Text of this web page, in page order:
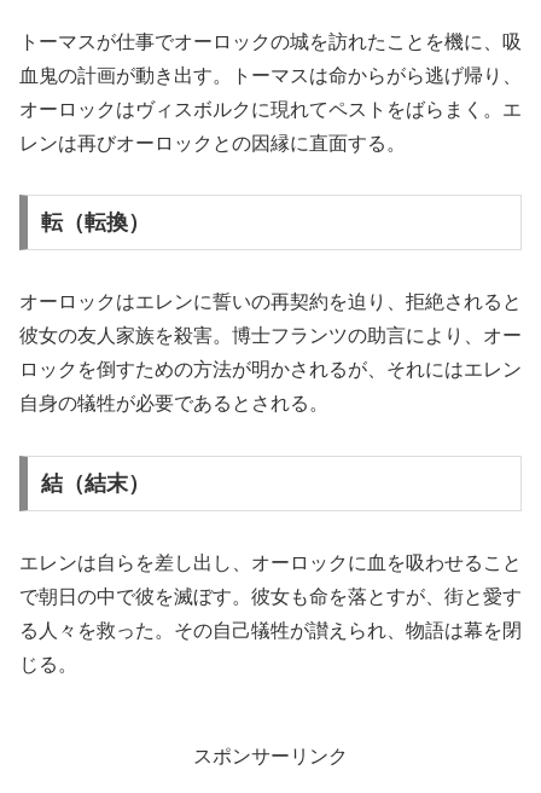
トーマスが仕事でオーロックの城を訪れたことを機に、吸
血鬼の計画が動き出す。トーマスは命からがら逃げ帰り、
オーロックはヴィスボルクに現れてペストをばらまく。エ
レンは再びオーロックとの因縁に直面する。
転（転換）
オーロックはエレンに誓いの再契約を迫り、拒絶されると
彼女の友人家族を殺害。博士フランツの助言により、オー
ロックを倒すための方法が明かされるが、それにはエレン
自身の犠牲が必要であるとされる。
結（結末）
エレンは自らを差し出し、オーロックに血を吸わせること
で朝日の中で彼を滅ぼす。彼女も命を落とすが、街と愛す
る人々を救った。その自己犠牲が讃えられ、物語は幕を閉
じる。
スポンサーリンク